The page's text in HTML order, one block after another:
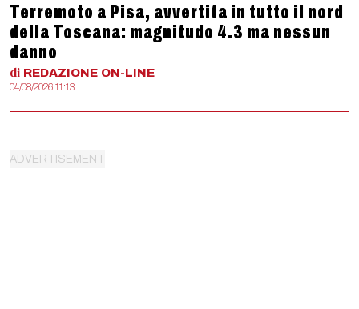
Terremoto a Pisa, avvertita in tutto il nord
della Toscana: magnitudo 4.3 ma nessun
danno
di REDAZIONE ON-LINE
04/08/2026 11:13